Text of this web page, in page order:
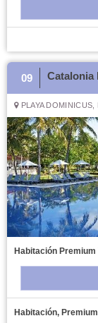
09 Catalonia
PLAYA DOMINICUS,
Habitación Premium
Habitación, Premium